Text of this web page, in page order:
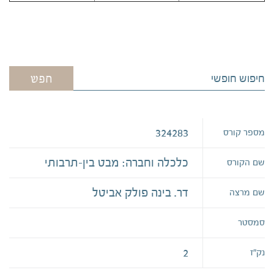
חפש
מספר קורס 324283
שם הקורס כלכלה וחברה: מבט בין-תרבותי
שם מרצה דר. בינה פולק אביטל
סמסטר
נק״ז 2